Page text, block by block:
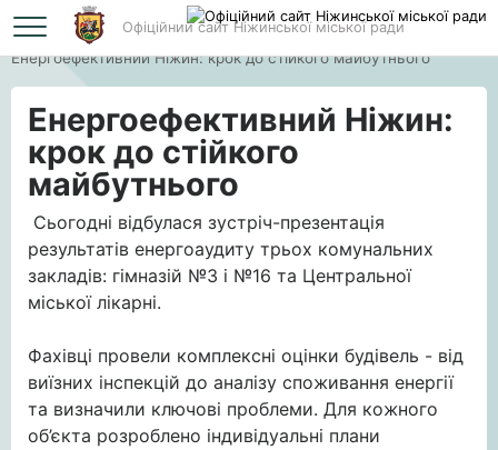
Офіційний сайт Ніжинської міської ради
Головна
Енергоефективний Ніжин: крок до стійкого майбутнього
Енергоефективний Ніжин:
крок до стійкого
майбутнього
Сьогодні відбулася зустріч-презентація
результатів енергоаудиту трьох комунальних
закладів: гімназій №3 і №16 та Центральної
міської лікарні.
Фахівці провели комплексні оцінки будівель - від
виїзних інспекцій до аналізу споживання енергії
та визначили ключові проблеми. Для кожного
об’єкта розроблено індивідуальні плани